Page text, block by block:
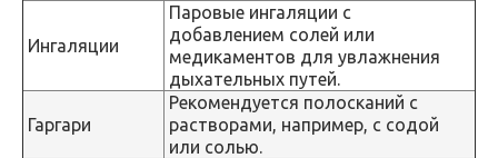
Ингаляции
Паровые ингаляции с
добавлением солей или
медикаментов для увлажнения
дыхательных путей.
Гаргари
Рекомендуется полосканий с
растворами, например, с содой
или солью.